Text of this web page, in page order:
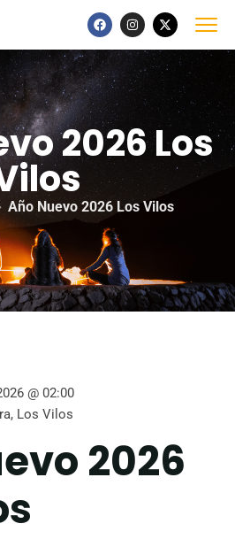
2026 Los
Año Nuevo 2026 Los Vilos
@ 02:00
Los Vilos
2026